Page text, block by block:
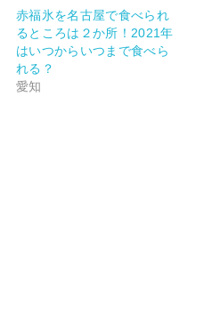
赤福氷を名古屋で食べられ
るところは２か所！2021年
はいつからいつまで食べら
れる？
愛知